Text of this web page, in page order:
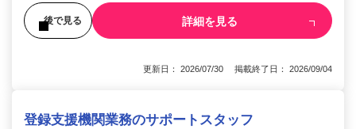
後で見る 詳細を見る
更新日： 2026/07/30 掲載終了日： 2026/09/04
登録支援機関業務のサポートスタッフ